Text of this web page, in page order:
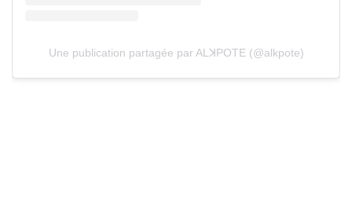
Une publication partagée par ALꓘPOTE (@alkpote)